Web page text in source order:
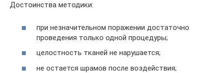
Достоинства методики:
при незначительном поражении достаточно
проведения только одной процедуры;
целостность тканей не нарушается;
не остается шрамов после воздействия;